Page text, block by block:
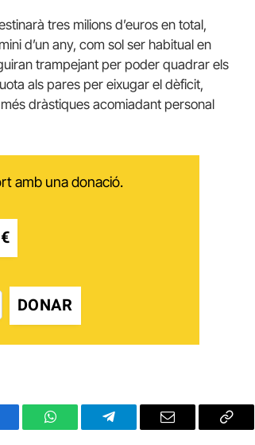
tres milions d’euros en total,
d’un any, com sol ser habitual en
trampejant per poder quadrar els
als pares per eixugar el dèficit,
dràstiques acomiadant personal
amb una donació.
DONAR
WhatsAppTelegram Email
Copy